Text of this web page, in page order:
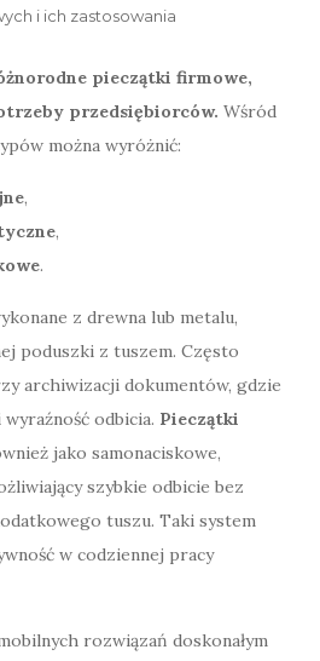
i ich zastosowania
pieczątki firmowe,
przedsiębiorców. Wśród
można wyróżnić:
,
,
.
z drewna lub metalu,
poduszki z tuszem. Często
archiwizacji dokumentów, gdzie
odbicia. Pieczątki
jako samonaciskowe,
szybkie odbicie bez
tuszu. Taki system
w codziennej pracy
rozwiązań doskonałym